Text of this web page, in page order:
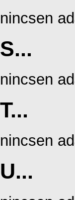
nincsen
S...
nincsen
T...
nincsen
U...